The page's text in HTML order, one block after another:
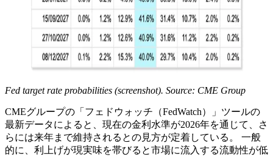
Fed target rate probabilities (screenshot). Source: CME Group
CMEグループの「フェドウォッチ（FedWatch）」ツールの
最新データによると、現在の金利水準が2026年を通じて、さ
らには来年まで維持されるとの見方が定着している。 一般
的に、利上げが現実味を帯びると市場に流入する流動性が低